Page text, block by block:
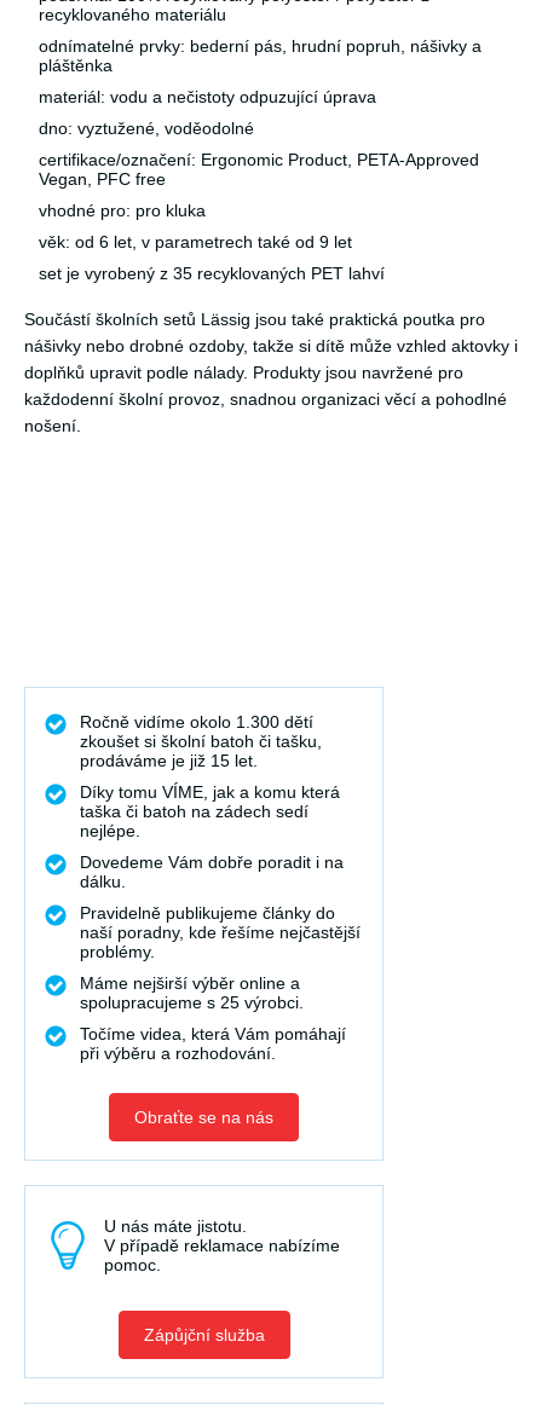
recyklovaného materiálu
odnímatelné prvky: bederní pás, hrudní popruh, nášivky a
pláštěnka
materiál: vodu a nečistoty odpuzující úprava
dno: vyztužené, voděodolné
certifikace/označení: Ergonomic Product, PETA-Approved
Vegan, PFC free
vhodné pro: pro kluka
věk: od 6 let, v parametrech také od 9 let
set je vyrobený z 35 recyklovaných PET lahví
Součástí školních setů Lässig jsou také praktická poutka pro
nášivky nebo drobné ozdoby, takže si dítě může vzhled aktovky i
doplňků upravit podle nálady. Produkty jsou navržené pro
každodenní školní provoz, snadnou organizaci věcí a pohodlné
nošení.
Ročně vidíme okolo 1.300 dětí
zkoušet si školní batoh či tašku,
prodáváme je již 15 let.
Díky tomu VÍME, jak a komu která
taška či batoh na zádech sedí
nejlépe.
Dovedeme Vám dobře poradit i na
dálku.
Pravidelně publikujeme články do
naší poradny, kde řešíme nejčastější
problémy.
Máme nejširší výběr online a
spolupracujeme s 25 výrobci.
Točíme videa, která Vám pomáhají
při výběru a rozhodování.
Obraťte se na nás
U nás máte jistotu.
V případě reklamace nabízíme
pomoc.
Zápůjční služba